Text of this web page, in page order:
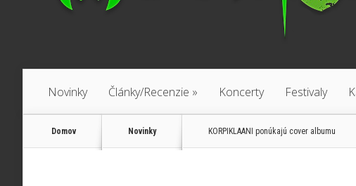
Novinky Články/Recenzie » Koncerty Festivaly
Domov Novinky KORPIKLAANI ponúkajú cover albumu